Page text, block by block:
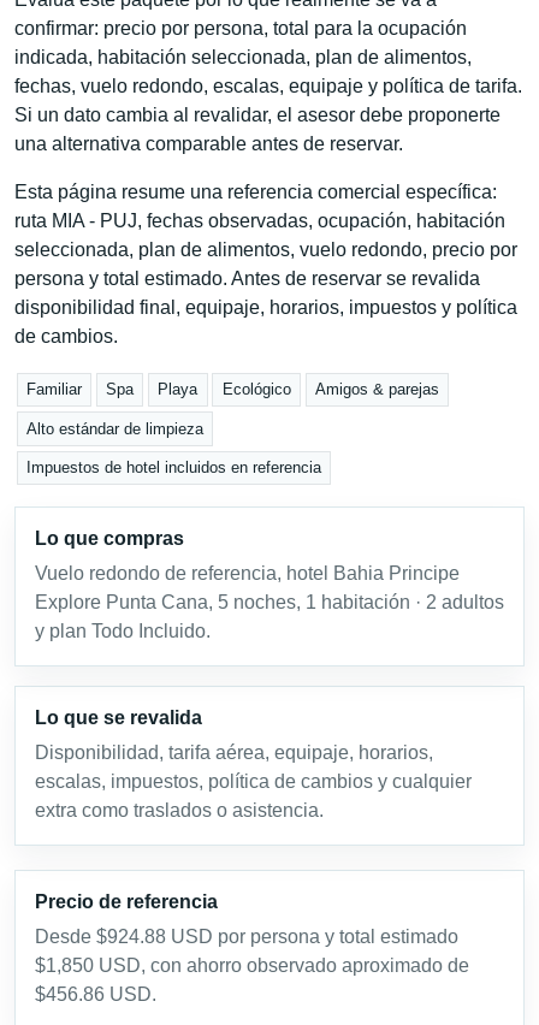
confirmar: precio por persona, total para la ocupación
indicada, habitación seleccionada, plan de alimentos,
fechas, vuelo redondo, escalas, equipaje y política de tarifa.
Si un dato cambia al revalidar, el asesor debe proponerte
una alternativa comparable antes de reservar.
Esta página resume una referencia comercial específica:
ruta MIA - PUJ, fechas observadas, ocupación, habitación
seleccionada, plan de alimentos, vuelo redondo, precio por
persona y total estimado. Antes de reservar se revalida
disponibilidad final, equipaje, horarios, impuestos y política
de cambios.
Familiar Spa Playa Ecológico Amigos & parejas
Alto estándar de limpieza
Impuestos de hotel incluidos en referencia
Lo que compras
Vuelo redondo de referencia, hotel Bahia Principe
Explore Punta Cana, 5 noches, 1 habitación · 2 adultos
y plan Todo Incluido.
Lo que se revalida
Disponibilidad, tarifa aérea, equipaje, horarios,
escalas, impuestos, política de cambios y cualquier
extra como traslados o asistencia.
Precio de referencia
Desde $924.88 USD por persona y total estimado
$1,850 USD, con ahorro observado aproximado de
$456.86 USD.